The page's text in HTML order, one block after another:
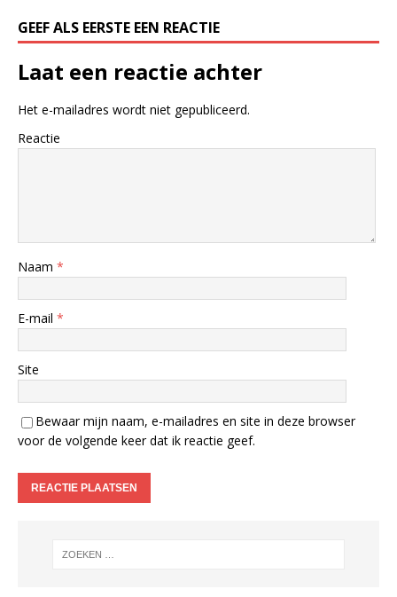
GEEF ALS EERSTE EEN REACTIE
Laat een reactie achter
Het e-mailadres wordt niet gepubliceerd.
Reactie
Naam *
E-mail *
Site
Bewaar mijn naam, e-mailadres en site in deze browser
voor de volgende keer dat ik reactie geef.